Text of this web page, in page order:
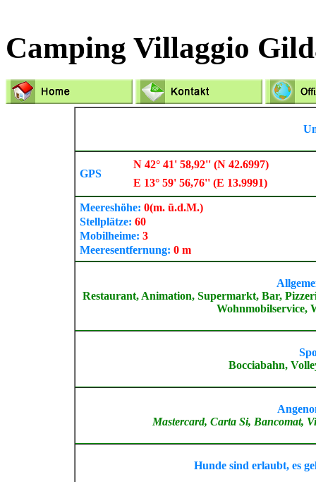
Camping Villaggio
GPS
N 42° 41' 58,92'' (N 42.6997)
E 13° 59' 56,76'' (E 13.9991)
Meereshöhe: 0(m. ü.d.M.)
Stellplätze: 60
Mobilheime: 3
Meeresentfernung: 0 m
Restaurant, Animation, Supermarkt, Bar,
Wohnmobilservice,
Bocciabahn,
Mastercard, Carta Si, Bancomat,
Hunde sind erlaubt, es